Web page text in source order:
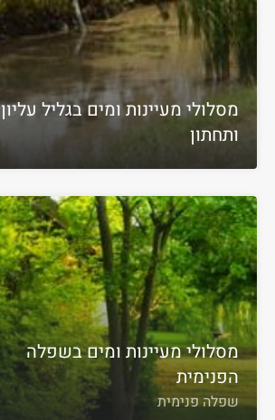
מסלולי מעיינות ומים בגליל עליון
ותחתון
מסלולי מעיינות ומים בשפלה
הפנימית
שפלה פנימית